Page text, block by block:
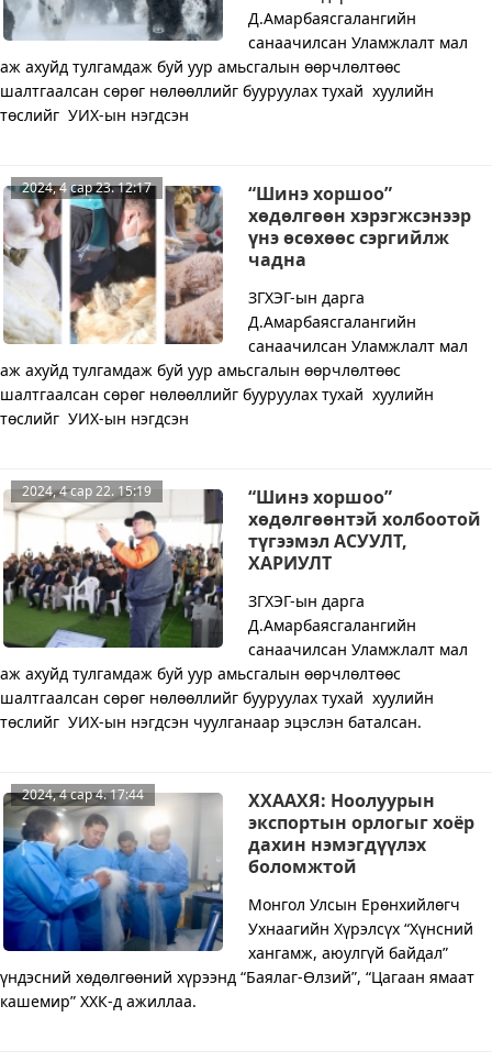
Д.Амарбаясгалангийн
санаачилсан Уламжлалт мал
аж ахуйд тулгамдаж буй уур амьсгалын өөрчлөлтөөс
шалтгаалсан сөрөг нөлөөллийг бууруулах тухай хуулийн
төслийг УИХ-ын нэгдсэн
“Шинэ хоршоо”
хөдөлгөөн хэрэгжсэнээр
үнэ өсөхөөс сэргийлж
чадна
2024, 4 сар 23. 12:17
ЗГХЭГ-ын дарга
Д.Амарбаясгалангийн
санаачилсан Уламжлалт мал
аж ахуйд тулгамдаж буй уур амьсгалын өөрчлөлтөөс
шалтгаалсан сөрөг нөлөөллийг бууруулах тухай хуулийн
төслийг УИХ-ын нэгдсэн
“Шинэ хоршоо”
хөдөлгөөнтэй холбоотой
түгээмэл АСУУЛТ,
ХАРИУЛТ
2024, 4 сар 22. 15:19
ЗГХЭГ-ын дарга
Д.Амарбаясгалангийн
санаачилсан Уламжлалт мал
аж ахуйд тулгамдаж буй уур амьсгалын өөрчлөлтөөс
шалтгаалсан сөрөг нөлөөллийг бууруулах тухай хуулийн
төслийг УИХ-ын нэгдсэн чуулганаар эцэслэн баталсан.
ХХААХЯ: Ноолуурын
экспортын орлогыг хоёр
дахин нэмэгдүүлэх
боломжтой
2024, 4 сар 4. 17:44
Монгол Улсын Ерөнхийлөгч
Ухнаагийн Хүрэлсүх “Хүнсний
хангамж, аюулгүй байдал”
үндэсний хөдөлгөөний хүрээнд “Баялаг-Өлзий”, “Цагаан ямаат
кашемир” ХХК-д ажиллаа.